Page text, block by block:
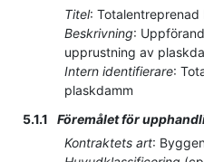
Titel: Totalentreprenad
Beskrivning:
upprustning av
Intern identifierare:
plaskdamm
5.1.1
Föremålet för
Kontraktets art: